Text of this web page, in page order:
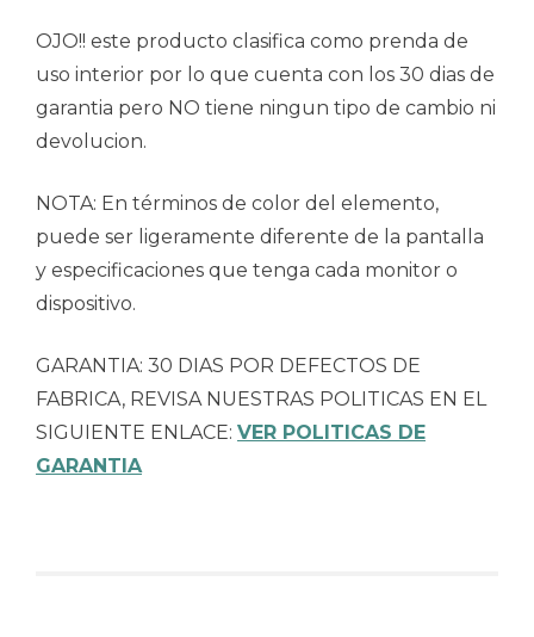
OJO!! este producto clasifica como prenda de
uso interior por lo que cuenta con los 30 dias de
garantia pero NO tiene ningun tipo de cambio ni
devolucion.
NOTA: En términos de color del elemento,
puede ser ligeramente diferente de la pantalla
y especificaciones que tenga cada monitor o
dispositivo.
GARANTIA: 30 DIAS POR DEFECTOS DE
FABRICA, REVISA NUESTRAS POLITICAS EN EL
SIGUIENTE ENLACE: VER POLITICAS DE
GARANTIA